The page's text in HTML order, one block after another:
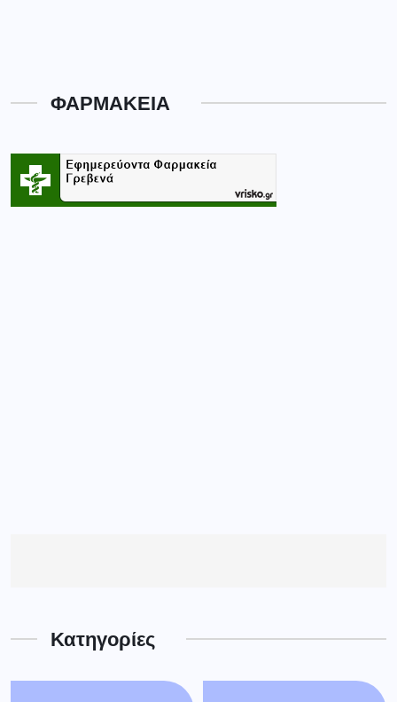
ΦΑΡΜΑΚΕΙΑ
Κατηγορίες